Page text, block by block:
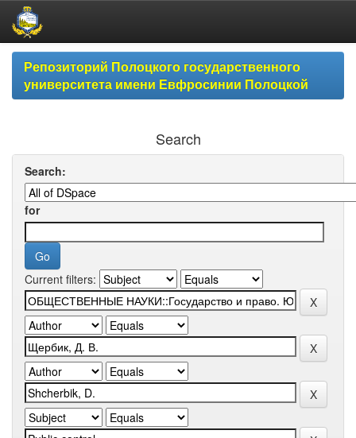
Skip
navigationРепозиторий Полоцкого государственного
университета имени Евфросинии Полоцкой
Search
Search:
for
Current filters: